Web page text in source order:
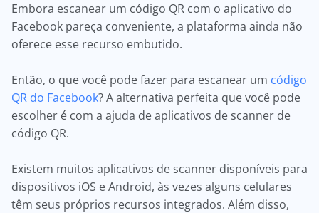
Embora escanear um código QR com o aplicativo do
Facebook pareça conveniente, a plataforma ainda não
oferece esse recurso embutido.
Então, o que você pode fazer para escanear um código
QR do Facebook? A alternativa perfeita que você pode
escolher é com a ajuda de aplicativos de scanner de
código QR.
Existem muitos aplicativos de scanner disponíveis para
dispositivos iOS e Android, às vezes alguns celulares
têm seus próprios recursos integrados. Além disso,